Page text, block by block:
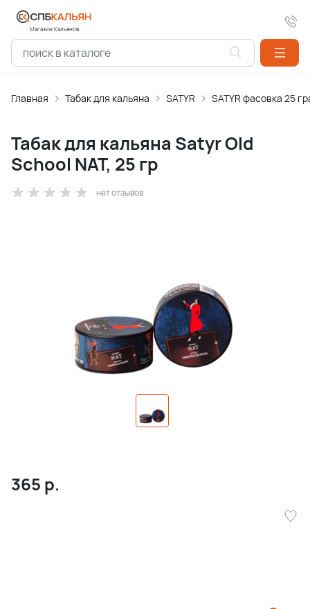
Магазин Кальянов
Главная Табак для кальяна SATYR SATYR фасовка 25
Табак для кальяна Satyr Old
School NAT, 25 гр
нет отзывов
365 р.